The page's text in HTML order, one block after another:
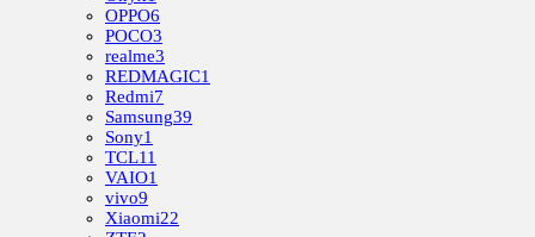
OPPO6
POCO3
realme3
REDMAGIC1
Redmi7
Samsung39
Sony1
TCL11
VAIO1
vivo9
Xiaomi22